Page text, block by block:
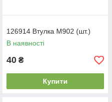
126914 Втулка М902 (шт.)
В наявності
40 ₴
Купити